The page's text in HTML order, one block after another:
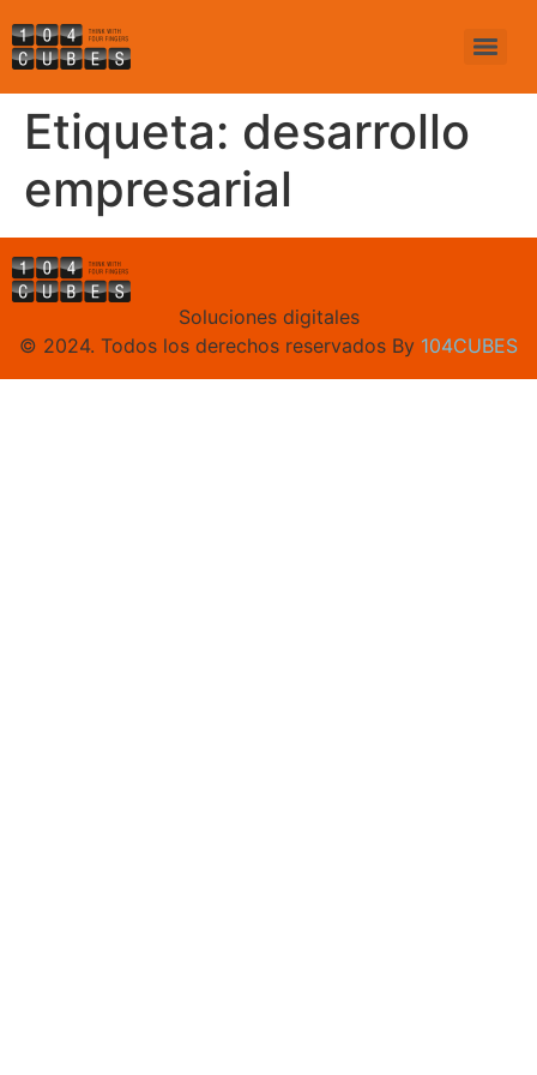
Etiqueta: desarrollo
empresarial
Soluciones digitales
© 2024. Todos los derechos reservados By 104CUBES